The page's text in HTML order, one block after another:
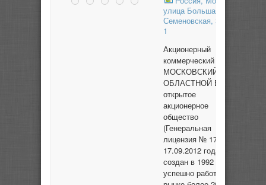
улица Большая
Семеновская, 32 - стр.
1
Акционерный
коммерческий банк
МОСКОВСКИЙ
ОБЛАСТНОЙ БАНК
открытое
акционерное
общество
(Генеральная
лицензия № 1751 от
17.09.2012 года)
создан в 1992 году и
успешно работает на